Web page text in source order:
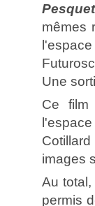
Pesquet
mêmes
Une
Ce film
images
Au
permis